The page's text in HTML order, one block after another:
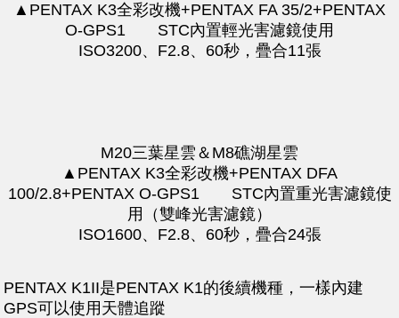
▲PENTAX K3全彩改機+PENTAX FA 35/2+PENTAX
O-GPS1 STC內置輕光害濾鏡使用
ISO3200、F2.8、60秒，疊合11張
​M20三葉星雲＆M8礁湖星雲
​▲PENTAX K3全彩改機+PENTAX DFA
100/2.8+PENTAX O-GPS1 STC內置重光害濾鏡使
用（雙峰光害濾鏡）
ISO1600、F2.8、60秒，疊合24張
PENTAX K1II是PENTAX K1的後續機種，一樣內建
GPS可以使用天體追蹤